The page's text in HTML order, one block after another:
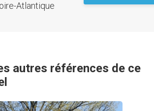
Atlantique
autres références de ce